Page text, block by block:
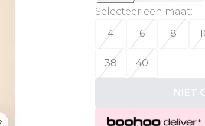
Selecteer een maat:
4
6 8
38 40
NIET